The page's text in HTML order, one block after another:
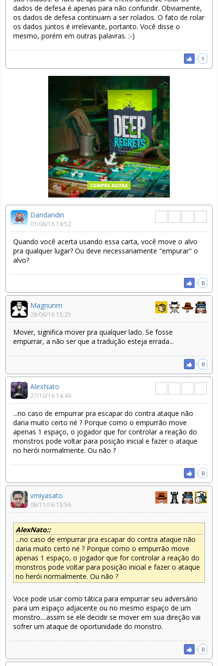
dados de defesa é apenas para não confundir. Obviamente,
os dados de defesa continuam a ser rolados. O fato de rolar
os dados juntos é irrelevante, portanto. Você disse o
mesmo, porém em outras palavras. :-)
1
Dandandin
01/06/16 14:52
Quando você acerta usando essa carta, você move o alvo
pra qualquer lugar? Ou deve necessariamente "empurar" o
alvo?
0
Magnunm
28/06/16 15:25
Mover, significa mover pra qualquer lado. Se fosse
empurrar, a não ser que a tradução esteja errada...
0
AlexNato
27/10/16 14:49
...no caso de empurrar pra escapar do contra ataque não
daria muito certo né ? Porque como o empurrão move
apenas 1 espaço, o jogador que for controlar a reação do
monstros pode voltar para posição inicial e fazer o ataque
no herói normalmente. Ou não ?
0
vmiyasato
08/11/16 15:56
AlexNato::
...no caso de empurrar pra escapar do contra ataque não
daria muito certo né ? Porque como o empurrão move
apenas 1 espaço, o jogador que for controlar a reação do
monstros pode voltar para posição inicial e fazer o ataque
no herói normalmente. Ou não ?
Voce pode usar como tática para empurrar seu adversário
para um espaço adjacente ou no mesmo espaço de um
monstro....assim se ele decidir se mover em sua direção vai
sofrer um ataque de oportunidade do monstro.
0